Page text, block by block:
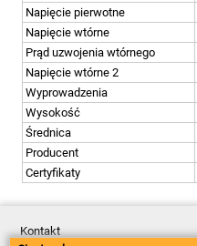
Napięcie pierwotne
Napięcie wtórne
Prąd uzwojenia wtórnego
Napięcie wtórne 2
Wyprowadzenia
Wysokość
Średnica
Producent
Certyfikaty
Kontakt